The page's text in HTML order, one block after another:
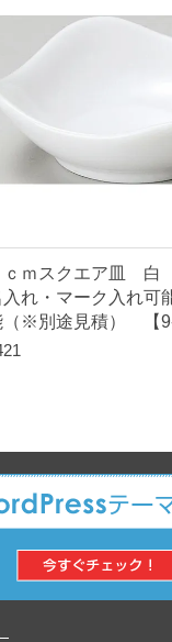
）
1
0
-
t
ｃｍスクエア皿
入れ・マーク入れ
（※別途見積） 【9-